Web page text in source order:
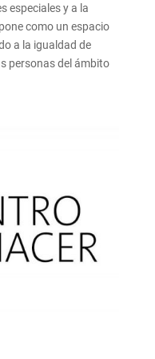
especiales y a la
como un espacio
a la igualdad de
personas del ámbito